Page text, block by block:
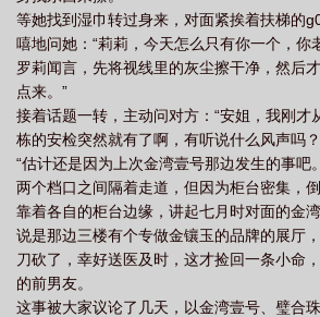
她连杀鸡都不会，却能给大鼠小鼠、兔子牛
在各种器官面前面不改色，跑在跟大体老师
过笑话，记住了各种脉相；她挑灯苦读，背
剂；她挨过带教的骂，终将外科缝合练得又
文，学会人情世故，甚至提前经历过职场性
说：“你们本科毕业，最多就是个半成品。”好
半成品战战兢兢地上路，成为临床新人。但
半成品的陪伴，那个人叫孟彦卿。※流水账
作。※大量医学狗上课日常，偏群像。※有
等她找到湿巾转过身来，对面紧挨着扶梯的
嘻地问她：“莉莉，今天怎么只有你一个，你
罗莉闻言，先将视线里的灰尘擦干净，然后
点来。”
接着话题一转，主动问对方：“安姐，我刚才
栋的安检突然就有了啊，有听说什么风声吗
“估计还是因为上次金湾壹号那边发生的事吧
两个档口之间隔着走道，但因为柜台密集，
靠着各自的柜台边缘，讲起七月时对面的金湾
说是那边三楼有个专做金镶玉的品牌的展厅
刀砍了，幸好送医及时，这才捡回一条小命
的前男友。
这事被大家议论了几天，以金湾壹号、璧合